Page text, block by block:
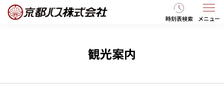
時刻表検索 メニュー
観光案内